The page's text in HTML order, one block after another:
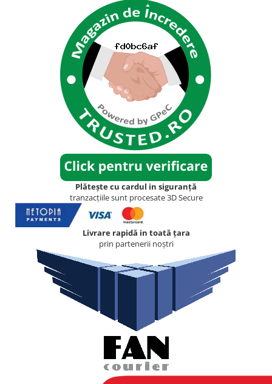
Plătește cu cardul in siguranță
tranzacțiile sunt procesate 3D Secure
Livrare rapidă in toată țara
prin partenerii noștri